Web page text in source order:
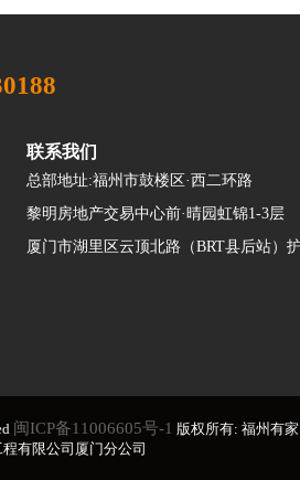
联系我们
总部地址:福州市鼓楼区·西二环路
黎明房地产交易中心前·晴园虹锦1-3层
厦门市湖里区云顶北路（BRT县后站）
闽ICP备11006605号-1 版权所有: 福州有家
有限公司厦门分公司